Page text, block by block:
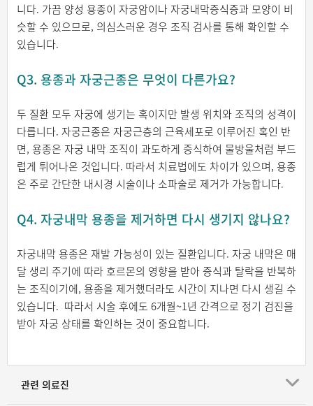
니다. 가끔 양성 용종이 자궁암이나 자궁내막증식증과 모양이 비
슷할 수 있으므로, 의심스러운 경우 조직 검사를 통해 확인할 수
있습니다.
Q3. 용종과 자궁근종은 무엇이 다른가요?
두 질환 모두 자궁에 생기는 혹이지만 발생 위치와 조직의 성격이
다릅니다. 자궁근종은 자궁근층의 근육세포로 이루어진 혹인 반
면, 용종은 자궁 내막 조직이 과도하게 증식하여 물방울처럼 부드
럽게 튀어나온 것입니다. 따라서 치료법에도 차이가 있으며, 용종
은 주로 간단한 내시경 시술이나 소파술로 제거가 가능합니다.
Q4. 자궁내막 용종을 제거하면 다시 생기지 않나요?
자궁내막 용종은 재발 가능성이 있는 질환입니다. 자궁 내막은 매
달 생리 주기에 따라 호르몬의 영향을 받아 증식과 탈락을 반복하
는 조직이기에, 용종을 제거했더라도 시간이 지나면 다시 생길 수
있습니다. 따라서 시술 후에도 6개월~1년 간격으로 정기 검진을
받아 자궁 상태를 확인하는 것이 중요합니다.
관련 의료진